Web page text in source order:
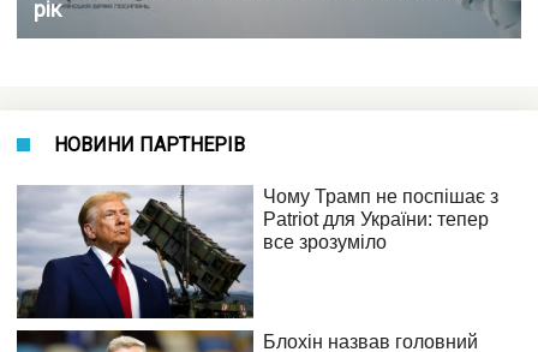
рік
НОВИНИ ПАРТНЕРІВ